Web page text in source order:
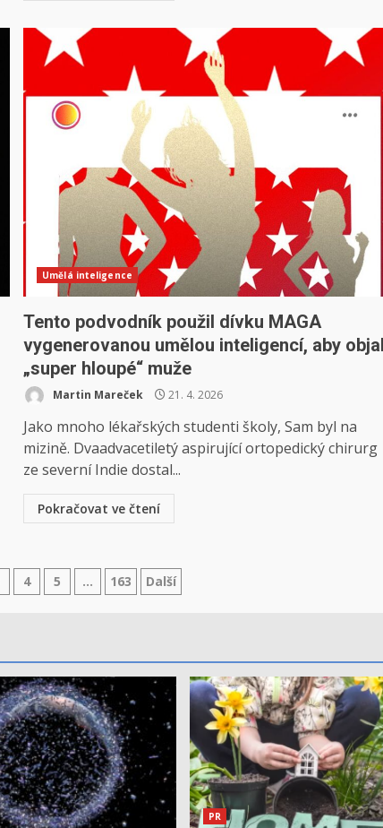
Umělá inteligence
Tento podvodník použil dívku MAGA
vygenerovanou umělou inteligencí, aby
„super hloupé“ muže
Martin Mareček 21. 4. 2026
Jako mnoho lékařských studenti školy, Sam byl na
mizině. Dvaadvacetiletý aspirující ortopedický chirurg
ze severní Indie dostal...
Pokračovat ve čtení
4 5 … 163 Další
PR